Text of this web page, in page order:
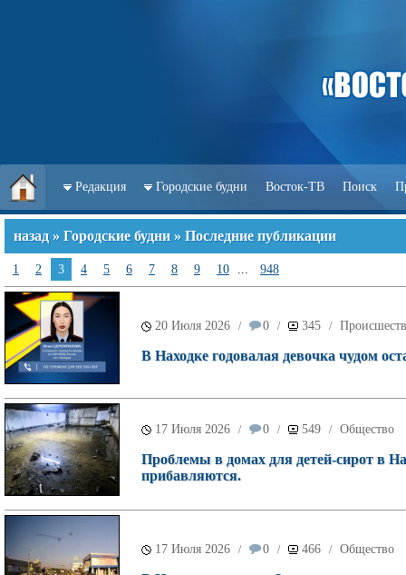
Редакция Городские будни Восток-ТВ Поиск
назад » Городские будни » Последние публикации
1 2 3 4 5 6 7 8 9 10 ... 948
20 Июля 2026 / 0 / 345 /
В Находке годовалая девочка чудом
17 Июля 2026 / 0 / 549 / Общество
Проблемы в домах для детей-сирот в
прибавляются.
17 Июля 2026 / 0 / 466 / Общество